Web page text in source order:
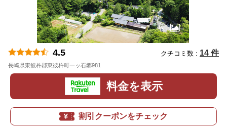
4.5 クチコミ数 : 14 件
長崎県東彼杵郡東彼杵町一ッ石郷981
料金を表示
割引クーポンをチェック